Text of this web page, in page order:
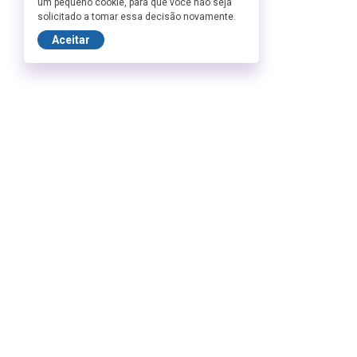
um pequeno cookie, para que você não seja
solicitado a tomar essa decisão novamente.
Aceitar